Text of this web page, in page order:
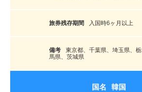
入国時6ヶ月以上
東京都、千葉県、埼玉県、
馬県、茨城県
韓国